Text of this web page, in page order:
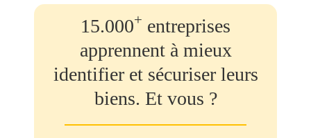
15.000+ entreprises
apprennent à mieux
identifier et sécuriser leurs
biens. Et vous ?